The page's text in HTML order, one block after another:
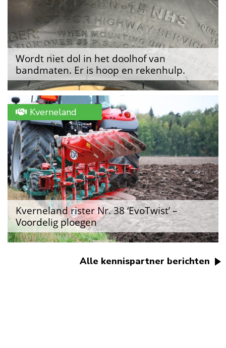
Wordt niet dol in het doolhof van
bandmaten. Er is hoop en rekenhulp.
Kverneland
Kverneland rister Nr. 38 ‘EvoTwist’ –
Voordelig ploegen
Alle kennispartner berichten